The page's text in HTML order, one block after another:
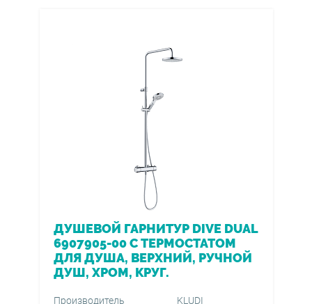
ДУШЕВОЙ ГАРНИТУР DIVE DUAL
6907905-00 С ТЕРМОСТАТОМ
ДЛЯ ДУША, ВЕРХНИЙ, РУЧНОЙ
ДУШ, ХРОМ, КРУГ.
Производитель
KLUDI